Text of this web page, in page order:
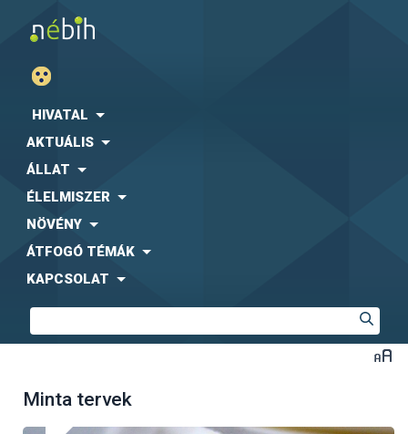
HIVATAL
AKTUÁLIS
ÁLLAT
ÉLELMISZER
NÖVÉNY
ÁTFOGÓ TÉMÁK
KAPCSOLAT
Minta tervek